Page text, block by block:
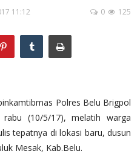
11:12 125
0
Polres Belu Brigpol
(10/5/17), melatih warga
tepatnya di lokasi baru, dusun
Mesak, Kab.Belu.